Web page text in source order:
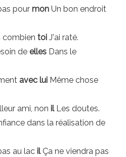
pour mon Un bon endroit
combien toi J'ai raté.
de elles Dans le
avec lui Même chose
ami, non ilLes doutes.
dans la réalisation de
au lac ilÇa ne viendra pas